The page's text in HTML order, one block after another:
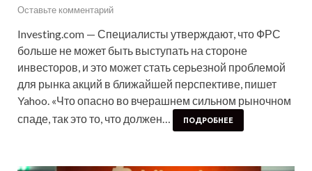
Оставьте комментарий
Investing.com — Специалисты утверждают, что ФРС
больше не может быть выступать на стороне
инвесторов, и это может стать серьезной проблемой
для рынка акций в ближайшей перспективе, пишет
Yahoo. «Что опасно во вчерашнем сильном рыночном
спаде, так это то, что должен…
ПОДРОБНЕЕ